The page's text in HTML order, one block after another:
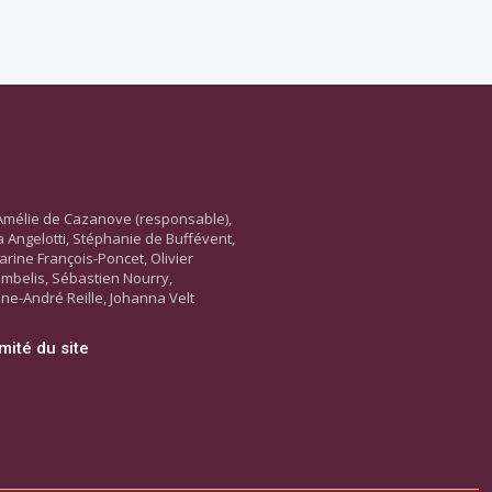
de Cazanove (responsable),
Angelotti, Stéphanie de Buffévent,
François-Poncet, Olivier
Sébastien Nourry,
André Reille, Johanna Velt
du site